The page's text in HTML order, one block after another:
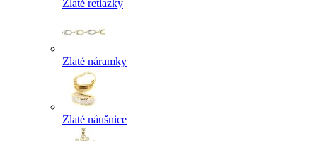
Zlaté retiazky
Zlaté náramky
Zlaté náušnice